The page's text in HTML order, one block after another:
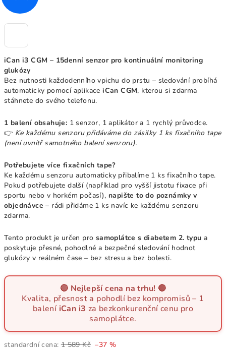
iCan i3 CGM – 15denní senzor pro kontinuální monitoring
glukózy
Bez nutnosti každodenního vpichu do prstu – sledování probíhá
automaticky pomocí aplikaceiCan CGM, kterou si zdarma
stáhnete do svého telefonu.
1 balení obsahuje: 1 senzor, 1 aplikátor a 1 rychlý průvodce.
👉 Ke každému senzoru přidáváme do zásilky 1 ks fixačního tape
(není uvnitř samotného balení senzoru).
Potřebujete více fixačních tape?
Ke každému senzoru automaticky přibalíme 1 ks fixačního tape.
Pokud potřebujete další (například pro vyšší jistotu fixace při
sportu nebo v horkém počasí), napište to do poznámky v
objednávce – rádi přidáme 1 ks navíc ke každému senzoru
zdarma.
Tento produkt je určen pro samoplátce s diabetem 2. typu a
poskytuje přesné, pohodlné a bezpečné sledování hodnot
glukózy v reálném čase – bez stresu a bez bolesti.
🔴 Nejlepší cena na trhu! 🔴
Kvalita, přesnost a pohodlí bez kompromisů – 1
balení iCan i3 za bezkonkurenční cenu pro
samoplátce.
standardní cena: 1 589 Kč –37 %